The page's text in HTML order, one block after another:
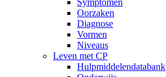
Symptomen
Oorzaken
Diagnose
Vormen
Niveaus
Leven met CP
Hulpmiddelendatabank